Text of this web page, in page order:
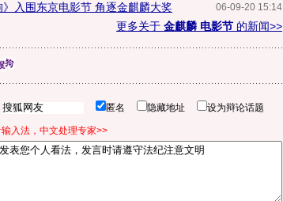
06-09-20 15:14
》入围东京电影节 角逐金麒麟大奖
更多关于 金麒麟 电影节 的新闻>>
匿名 隐藏地址 设为辩论话题
入法，中文处理专家>>